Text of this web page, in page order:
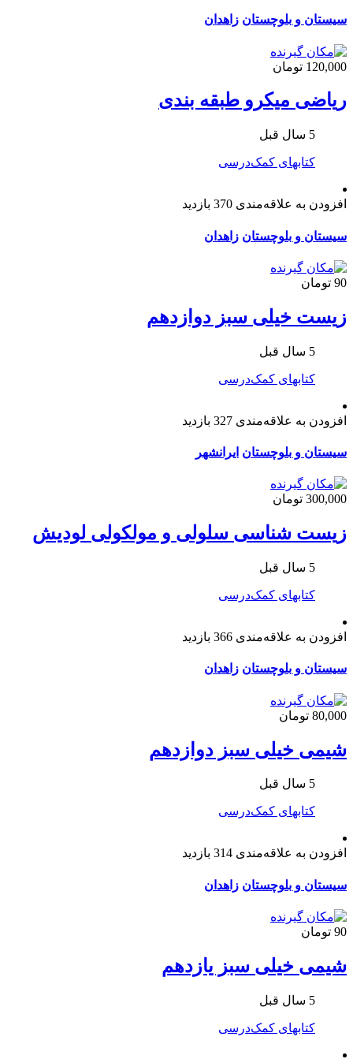
سیستان و بلوچستان زاهدان
120,000 تومان
ریاضی میکرو طبقه بندی
5 سال قبل
کتابهای کمک‌درسی
افزودن به علاقه‌مندی 370 بازدید
سیستان و بلوچستان زاهدان
90 تومان
زیست خیلی سبز دوازدهم
5 سال قبل
کتابهای کمک‌درسی
افزودن به علاقه‌مندی 327 بازدید
سیستان و بلوچستان ایرانشهر
300,000 تومان
زیست شناسی سلولی و مولکولی لودیش
5 سال قبل
کتابهای کمک‌درسی
افزودن به علاقه‌مندی 366 بازدید
سیستان و بلوچستان زاهدان
80,000 تومان
شیمی خیلی سبز دوازدهم
5 سال قبل
کتابهای کمک‌درسی
افزودن به علاقه‌مندی 314 بازدید
سیستان و بلوچستان زاهدان
90 تومان
شیمی خیلی سبز یازدهم
5 سال قبل
کتابهای کمک‌درسی